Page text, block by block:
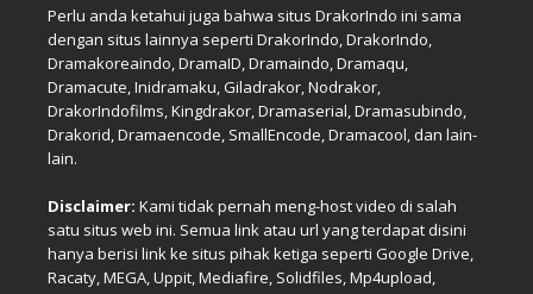
Perlu anda ketahui juga bahwa situs DrakorIndo ini sama
dengan situs lainnya seperti DrakorIndo, DrakorIndo,
Dramakoreaindo, DramaID, Dramaindo, Dramaqu,
Dramacute, Inidramaku, Giladrakor, Nodrakor,
DrakorIndofilms, Kingdrakor, Dramaserial, Dramasubindo,
Drakorid, Dramaencode, SmallEncode, Dramacool, dan lain-
lain.
Disclaimer: Kami tidak pernah meng-host video di salah
satu situs web ini. Semua link atau url yang terdapat disini
hanya berisi link ke situs pihak ketiga seperti Google Drive,
Racaty, MEGA, Uppit, Mediafire, Solidfiles, Mp4upload,